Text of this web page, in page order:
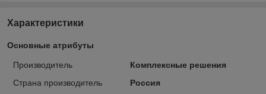
Характеристики
Основные атрибуты
Производитель
Комплексные решения
Страна производитель
Россия